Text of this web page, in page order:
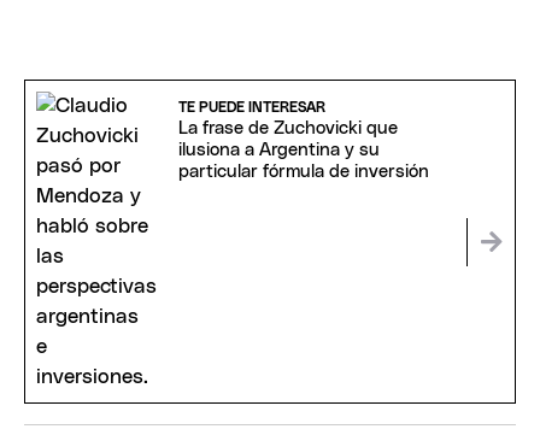
TE PUEDE INTERESAR
La frase de Zuchovicki que
ilusiona a Argentina y su
particular fórmula de inversión